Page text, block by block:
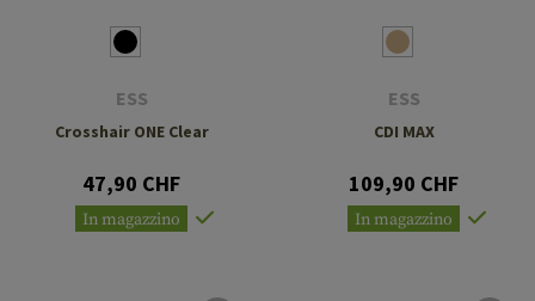
ESS
Crosshair ONE Clear
47,90 CHF
In magazzino
ESS
CDI MAX
109,90 CHF
In magazzino